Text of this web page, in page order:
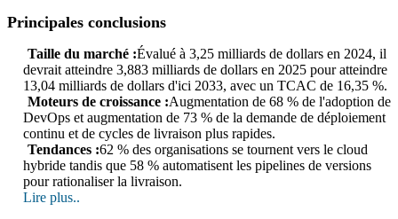
Principales conclusions
Taille du marché :Évalué à 3,25 milliards de dollars en 2024, il
devrait atteindre 3,883 milliards de dollars en 2025 pour atteindre
13,04 milliards de dollars d'ici 2033, avec un TCAC de 16,35 %.
Moteurs de croissance :Augmentation de 68 % de l'adoption de
DevOps et augmentation de 73 % de la demande de déploiement
continu et de cycles de livraison plus rapides.
Tendances :62 % des organisations se tournent vers le cloud
hybride tandis que 58 % automatisent les pipelines de versions
pour rationaliser la livraison.
Lire plus..